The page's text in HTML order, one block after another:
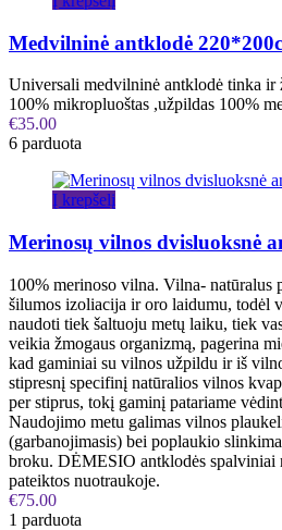
Medvilninė antklodė
Universali medvilninė antklodė tinka ir
100% mikropluoštas ,užpildas 100%
€35.00
6 parduota
Į krepšelį
Merinosų vilnos dvisluoksnė
100% merinoso vilna. Vilna- natūralus
šilumos izoliacija ir oro laidumu, todėl
naudoti tiek šaltuoju metų laiku, tiek
veikia žmogaus organizmą, pagerina
kad gaminiai su vilnos užpildu ir iš
stipresnį specifinį natūralios vilnos
per stiprus, tokį gaminį patariame
Naudojimo metu galimas vilnos
(garbanojimasis) bei poplaukio
broku. DĖMESIO antklodės spalviniai
pateiktos nuotraukoje.
€75.00
1 parduota